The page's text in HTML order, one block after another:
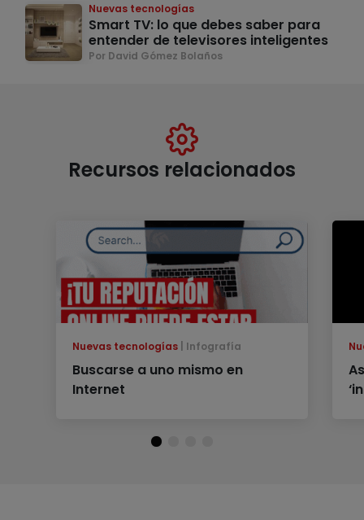
Nuevas tecnologías
Smart TV: lo que debes saber para
entender de televisores inteligentes
Por David Gómez Bolaños
Recursos relacionados
Nuevas tecnologías Infografía
Buscarse a uno mismo en
Internet